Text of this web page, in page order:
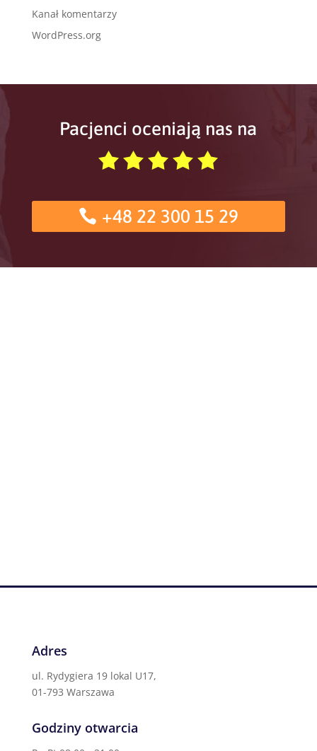
Kanał komentarzy
WordPress.org
Pacjenci oceniają nas na
+48 22 300 15 29
Adres
ul. Rydygiera 19 lokal U17,
01-793 Warszawa
Godziny otwarcia